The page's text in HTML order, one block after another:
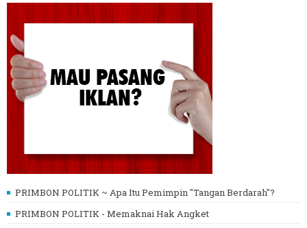
PRIMBON POLITIK ~ Apa Itu Pemimpin "Tangan Berdarah"?
PRIMBON POLITIK - Memaknai Hak Angket